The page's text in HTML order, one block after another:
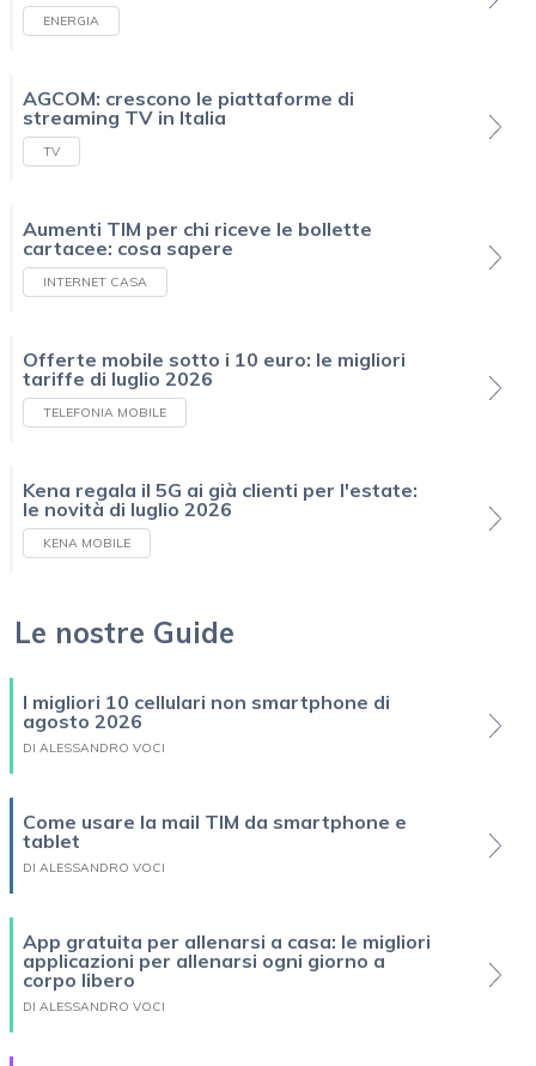
ENERGIA
AGCOM: crescono le piattaforme di
streaming TV in Italia
TV
Aumenti TIM per chi riceve le bollette
cartacee: cosa sapere
INTERNET CASA
Offerte mobile sotto i 10 euro: le migliori
tariffe di luglio 2026
TELEFONIA MOBILE
Kena regala il 5G ai già clienti per l'estate:
le novità di luglio 2026
KENA MOBILE
Le nostre Guide
I migliori 10 cellulari non smartphone di
agosto 2026
DI ALESSANDRO VOCI
Come usare la mail TIM da smartphone e
tablet
DI ALESSANDRO VOCI
App gratuita per allenarsi a casa: le migliori
applicazioni per allenarsi ogni giorno a
corpo libero
DI ALESSANDRO VOCI